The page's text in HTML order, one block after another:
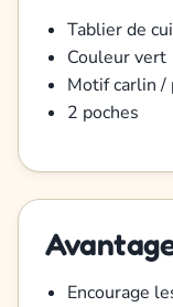
Tablier de
Couleur vert
Motif carlin /
2 poches
Encourage